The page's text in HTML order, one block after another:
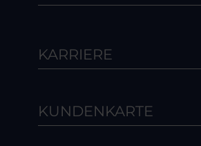
KARRIERE
KUNDENKARTE